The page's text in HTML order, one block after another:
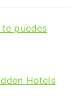
puedes
Hotels